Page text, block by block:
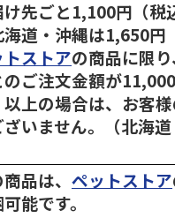
先ごと1,100円（税
道・沖縄は1,650円
ストアの商品に限
のご注文金額が
上の場合は、お客
ざいません。（北海
品は、 ペットストア
能です。